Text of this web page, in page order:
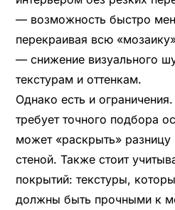
— возможность быстро
перекраивая всю
— снижение визуального
текстурам и оттенкам.
Однако есть и
требует точного подбора
может «раскрыть»
стеной. Также стоит
покрытий: текстуры,
должны быть прочными к